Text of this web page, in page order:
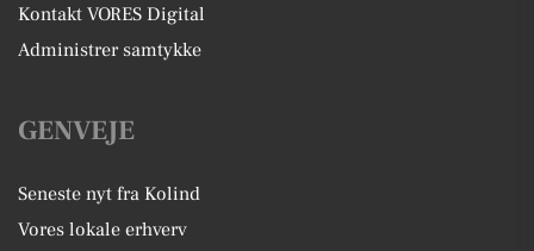
Kontakt VORES Digital
Administrer samtykke
GENVEJE
Seneste nyt fra Kolind
Vores lokale erhverv